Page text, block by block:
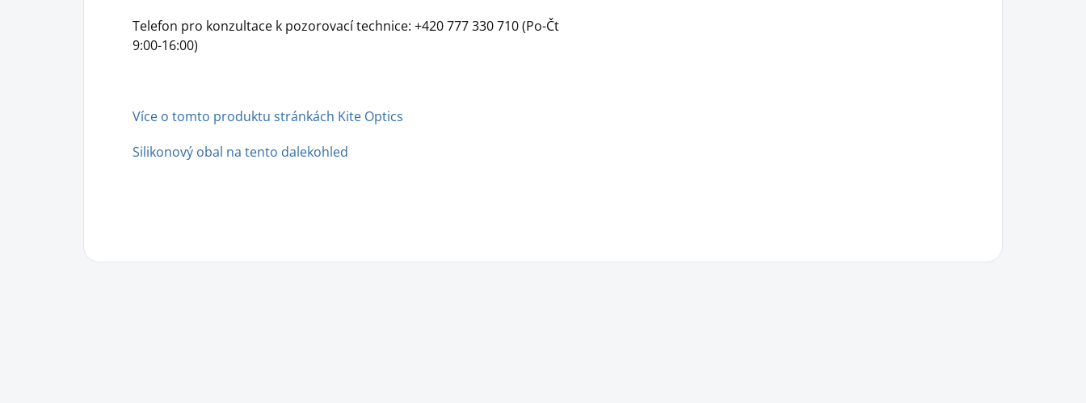
Telefon pro konzultace k pozorovací technice: +420 777 330 710 (Po-Čt
9:00-16:00)
Více o tomto produktu stránkách Kite Optics
Silikonový obal na tento dalekohled